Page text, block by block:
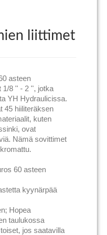
liittimet
asteen
1/8 '' - 2 '', jotka
YH Hydraulicissa.
45 hiiliteräksen
kuten
ovat
Nämä sovittimet
60 asteen
kyynärpää
Hopea
taulukossa
jos saatavilla